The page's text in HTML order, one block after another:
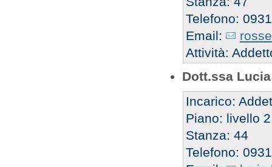
Telefono:
Email:
Attività:
Dott.ssa
Incarico:
Piano: livello
Stanza: 44
Telefono: